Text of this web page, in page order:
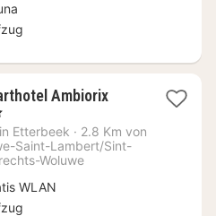
Ambiorix1
ab
90,80
Etterbeek · 2.8 Km von
Saint-Lambert/Sint-
Woluwe
WLAN